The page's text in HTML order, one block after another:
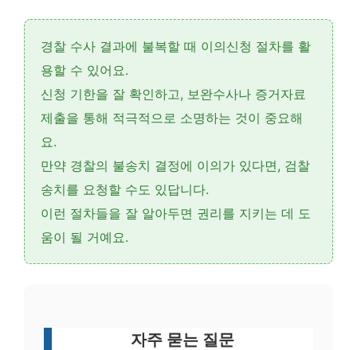
경찰 수사 결과에 불복할 때 이의신청 절차를 활
용할 수 있어요.
신청 기한을 잘 확인하고, 보완수사나 증거자료
제출을 통해 적극적으로 소명하는 것이 중요해
요.
만약 경찰의 불송치 결정에 이의가 있다면, 검찰
송치를 요청할 수도 있답니다.
이런 절차들을 잘 알아두면 권리를 지키는 데 도
움이 될 거예요.
자주 묻는 질문